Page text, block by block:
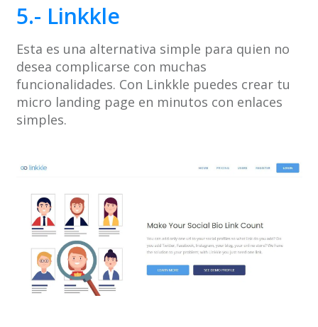
5.- Linkkle
Esta es una alternativa simple para quien no
desea complicarse con muchas
funcionalidades. Con Linkkle puedes crear tu
micro landing page en minutos con enlaces
simples.